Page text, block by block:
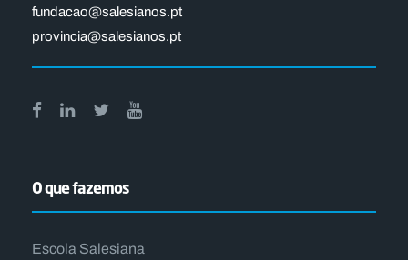
fundacao@salesianos.pt
provincia@salesianos.pt
O que fazemos
Escola Salesiana